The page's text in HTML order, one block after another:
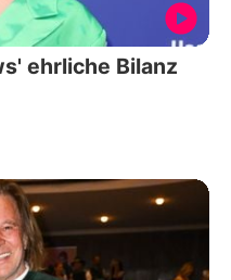
ehrliche Bilanz